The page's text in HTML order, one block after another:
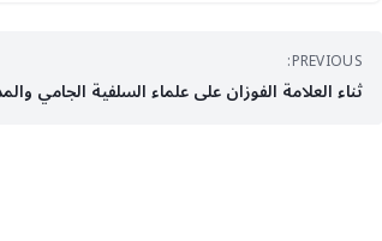
تصفّح
المقالات
PREVIOUS:
ثناء العلامة الفوزان على علماء السلفية الجامي